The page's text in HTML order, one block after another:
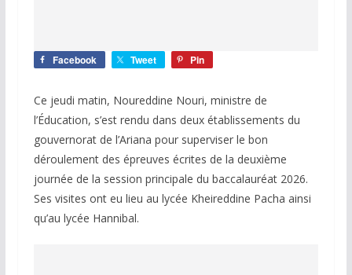
Facebook Tweet Pin
Ce jeudi matin, Noureddine Nouri, ministre de
l’Éducation, s’est rendu dans deux établissements du
gouvernorat de l’Ariana pour superviser le bon
déroulement des épreuves écrites de la deuxième
journée de la session principale du baccalauréat 2026.
Ses visites ont eu lieu au lycée Kheireddine Pacha ainsi
qu’au lycée Hannibal.